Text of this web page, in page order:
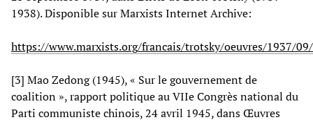
1938). Disponible sur Marxists Internet Archive:
https://www.marxists.org/francais/trotsky/oeuvres/1937/
[3] Mao Zedong (1945), « Sur le gouvernement de
coalition », rapport politique au VIIe Congrès national du
Parti communiste chinois, 24 avril 1945, dans Œuvres